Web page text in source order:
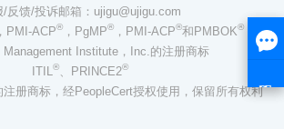
/反馈/投诉邮箱：ujigu@ujigu.com
PMI-ACP®，PgMP®，PMI-ACP®和PMBOK®
Management Institute，Inc.的注册商标
ITIL®、PRINCE2®
注册商标，经PeopleCert授权使用，保留所有权利